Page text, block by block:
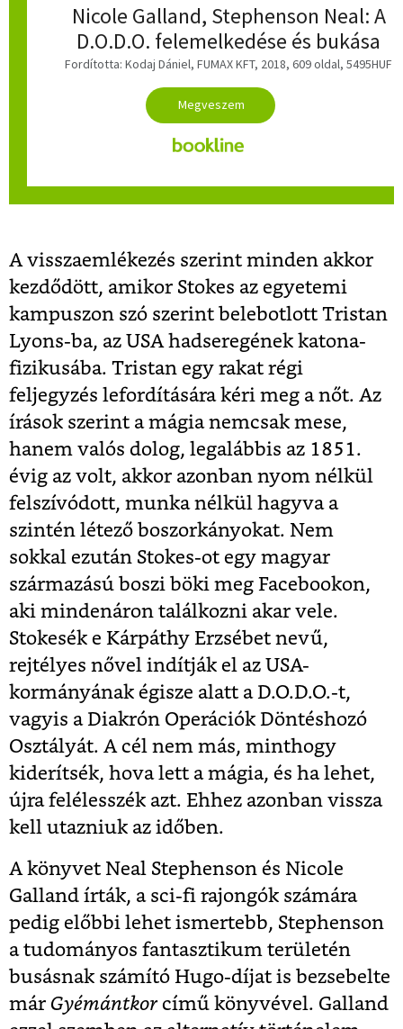
Nicole Galland, Stephenson Neal: A
D.O.D.O. felemelkedése és bukása
Fordította: Kodaj Dániel, FUMAX KFT, 2018, 609 oldal, 5495HUF
A visszaemlékezés szerint minden akkor
kezdődött, amikor Stokes az egyetemi
kampuszon szó szerint belebotlott Tristan
Lyons-ba, az USA hadseregének katona-
fizikusába. Tristan egy rakat régi
feljegyzés lefordítására kéri meg a nőt. Az
írások szerint a mágia nemcsak mese,
hanem valós dolog, legalábbis az 1851.
évig az volt, akkor azonban nyom nélkül
felszívódott, munka nélkül hagyva a
szintén létező boszorkányokat. Nem
sokkal ezután Stokes-ot egy magyar
származású boszi böki meg Facebookon,
aki mindenáron találkozni akar vele.
Stokesék e Kárpáthy Erzsébet nevű,
rejtélyes nővel indítják el az USA-
kormányának égisze alatt a D.O.D.O.-t,
vagyis a Diakrón Operációk Döntéshozó
Osztályát. A cél nem más, minthogy
kiderítsék, hova lett a mágia, és ha lehet,
újra felélesszék azt. Ehhez azonban vissza
kell utazniuk az időben.
A könyvet Neal Stephenson és Nicole
Galland írták, a sci-fi rajongók számára
pedig előbbi lehet ismertebb, Stephenson
a tudományos fantasztikum területén
busásnak számító Hugo-díjat is bezsebelte
már Gyémántkorcímű könyvével. Galland